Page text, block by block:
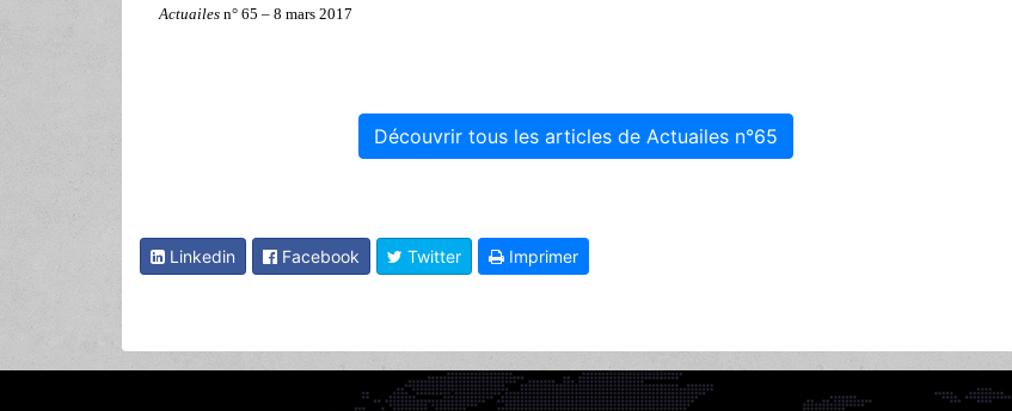
Actuailes n° 65 – 8 mars 2017
Découvrir tous les articles de Actuailes n°65
Linkedin Facebook Twitter Imprimer